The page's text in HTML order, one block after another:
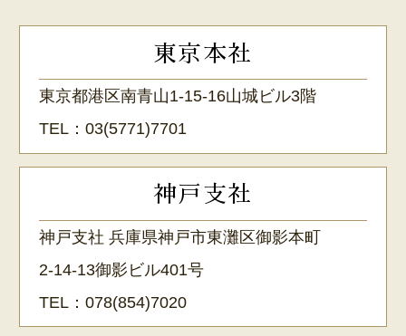
東京本社
東京都港区南青山1-15-16山城ビル3階
TEL：03(5771)7701
神戸支社
神戸支社 兵庫県神戸市東灘区御影本町
2-14-13御影ビル401号
TEL：078(854)7020